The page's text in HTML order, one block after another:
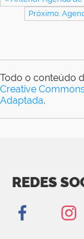
Próximo:
Todo o conteúdo
Creative
Adaptada.
REDES